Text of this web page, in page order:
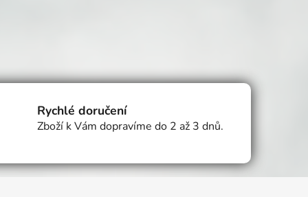
Rychlé doručení
Zboží k Vám dopravíme do 2 až 3 dnů.